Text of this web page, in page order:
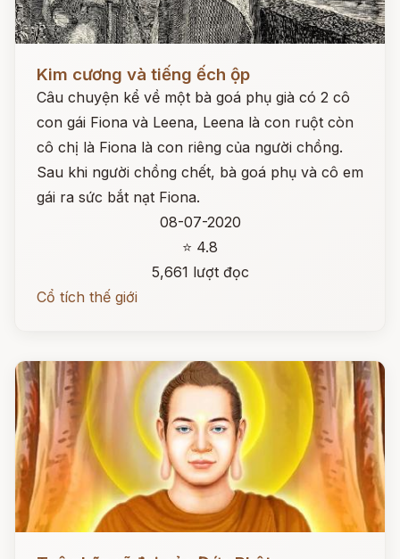
Kim cương và tiếng ếch ộp
Câu chuyện kể về một bà goá phụ già có 2 cô
con gái Fiona và Leena, Leena là con ruột còn
cô chị là Fiona là con riêng của người chồng.
Sau khi người chồng chết, bà goá phụ và cô em
gái ra sức bắt nạt Fiona.
08-07-2020
⭐ 4.8
5,661 lượt đọc
Cổ tích thế giới